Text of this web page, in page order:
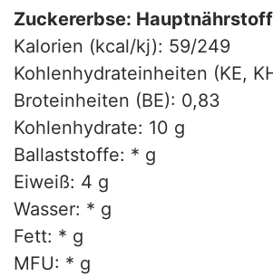
Zuckererbse:
Kalorien (kcal/kj): 59/249
Kohlenhydrateinheiten (KE,
Broteinheiten (BE): 0,83
Kohlenhydrate: 10 g
Ballaststoffe: * g
Eiweiß: 4 g
Wasser: * g
Fett: * g
MFU: * g